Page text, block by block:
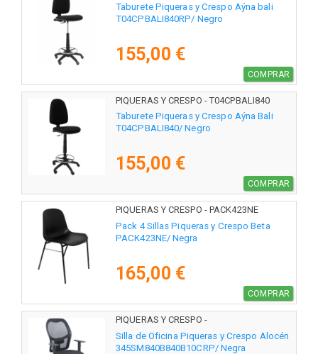
Taburete Piqueras y Crespo Aýna bali
T04CPBALI840RP/ Negro
155,00 €
COMPRAR
PIQUERAS Y CRESPO - T04CPBALI840
Taburete Piqueras y Crespo Aýna Bali
T04CPBALI840/ Negro
155,00 €
COMPRAR
PIQUERAS Y CRESPO - PACK423NE
Pack 4 Sillas Piqueras y Crespo Beta
PACK423NE/ Negra
165,00 €
COMPRAR
PIQUERAS Y CRESPO -
345SM840B840B10CRP
Silla de Oficina Piqueras y Crespo Alocén
345SM840B840B10CRP/ Negra